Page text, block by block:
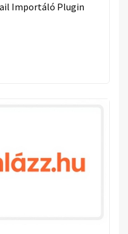
Importáló Plugin